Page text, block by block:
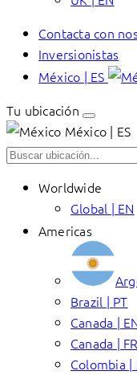
Contacta con
Inversionistas
México | ES
Tu ubicación
México | ES
Worldwide
Global | EN
Americas
Brazil | PT
Canada |
Canada | FR
Colombia |